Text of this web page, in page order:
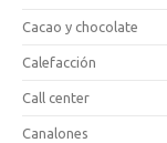
Cacao y chocolate
Calefacción
Call center
Canalones